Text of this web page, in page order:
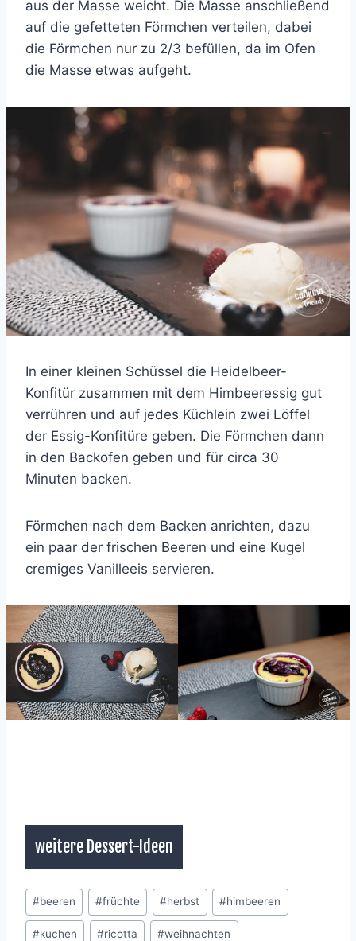
aus der Masse weicht. Die Masse anschließend
auf die gefetteten Förmchen verteilen, dabei
die Förmchen nur zu 2/3 befüllen, da im Ofen
die Masse etwas aufgeht.
In einer kleinen Schüssel die Heidelbeer-
Konfitür zusammen mit dem Himbeeressig gut
verrühren und auf jedes Küchlein zwei Löffel
der Essig-Konfitüre geben. Die Förmchen dann
in den Backofen geben und für circa 30
Minuten backen.
Förmchen nach dem Backen anrichten, dazu
ein paar der frischen Beeren und eine Kugel
cremiges Vanilleeis servieren.
weitere Dessert-Ideen
Schlagworte:
#beeren #früchte #herbst #himbeeren
#kuchen #ricotta #weihnachten